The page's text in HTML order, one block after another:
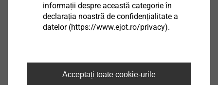
Product data sheet.pdf 197 KB
informații despre această categorie în
declarația noastră de confidențialitate a
datelor (https://www.ejot.ro/privacy).
Acceptați toate cookie-urile